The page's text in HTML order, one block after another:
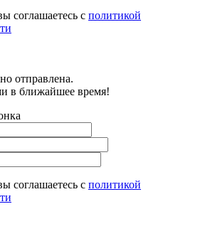
соглашаетесь с политикой
отправлена.
в ближайшее время!
соглашаетесь с политикой